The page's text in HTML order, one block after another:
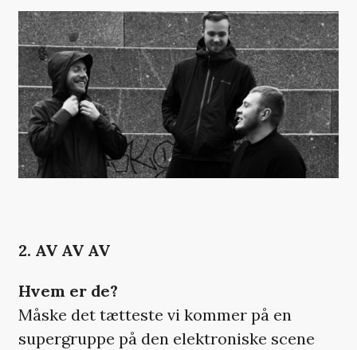
2. AV AV AV
Hvem er de?
Måske det tætteste vi kommer på en
supergruppe på den elektroniske scene